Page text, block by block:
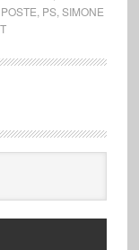
POSTE PS, SIMONE